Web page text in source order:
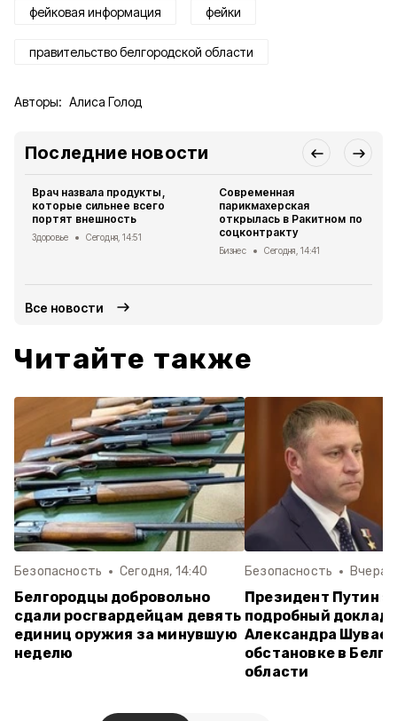
фейковая информация фейки
правительство белгородской области
Авторы: Алиса Голод
Последние новости
Врач назвала продукты,
которые сильнее всего
портят внешность
Здоровье Сегодня, 14:51
Современная
парикмахерская
открылась в Ракитном по
соцконтракту
Бизнес Сегодня, 14:41
Все новости
Читайте также
Безопасность Сегодня, 14:40
Белгородцы добровольно
сдали росгвардейцам девять
единиц оружия за минувшую
неделю
Безопасность Вчера,
Президент Путин
подробный доклад
Александра
обстановке в
области